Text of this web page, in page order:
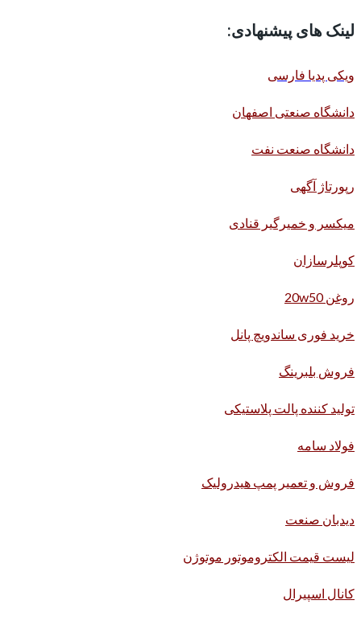
لینک های پیشنهادی:
ویکی پدیا فارسی
دانشگاه صنعتی اصفهان
دانشگاه صنعت نفت
رپورتاژ آگهی
میکسر و خمیرگیر قنادی
کوپلرسازان
روغن 20w50
خرید فوری ساندویچ پانل
فروش بلبرینگ
تولید کننده پالت پلاستیکی
فولاد سامه
فروش و تعمیر پمپ هیدرولیک
دیدبان صنعت
لیست قیمت الکتروموتور موتوژن
کانال اسپیرال